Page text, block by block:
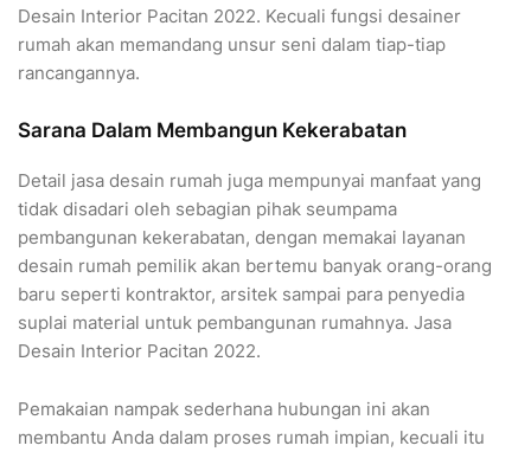
Desain Interior Pacitan 2022. Kecuali fungsi desainer
rumah akan memandang unsur seni dalam tiap-tiap
rancangannya.
Sarana Dalam Membangun Kekerabatan
Detail jasa desain rumah juga mempunyai manfaat yang
tidak disadari oleh sebagian pihak seumpama
pembangunan kekerabatan, dengan memakai layanan
desain rumah pemilik akan bertemu banyak orang-orang
baru seperti kontraktor, arsitek sampai para penyedia
suplai material untuk pembangunan rumahnya. Jasa
Desain Interior Pacitan 2022.
Pemakaian nampak sederhana hubungan ini akan
membantu Anda dalam proses rumah impian, kecuali itu